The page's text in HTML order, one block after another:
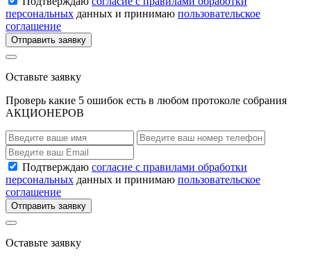
персональных данных и принимаю пользовательское
соглашение
Отправить заявку
Оставьте заявку
Проверь какие 5 ошибок есть в любом протоколе собрания
АКЦИОНЕРОВ
Подтверждаю согласие с правилами обработки
персональных данных и принимаю пользовательское
соглашение
Отправить заявку
Оставьте заявку